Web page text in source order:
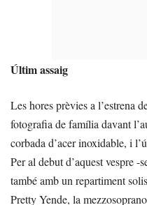
Últim assaig
Les hores prèvies a l’estrena
fotografia de família davant
corbada d’acer inoxidable, i
Per al debut d’aquest vespre
també amb un repartiment
Pretty Yende, la